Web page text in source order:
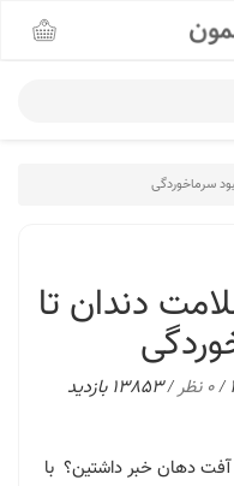
سرماخوردگی
دندان تا
0 نظر / 13853 بازدید
آفت دهان خبر داشتین؟ با